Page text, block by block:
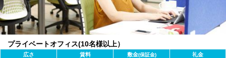
プライベートオフィス(10名様以上）
広さ 賃料 敷金(保証金) 礼金